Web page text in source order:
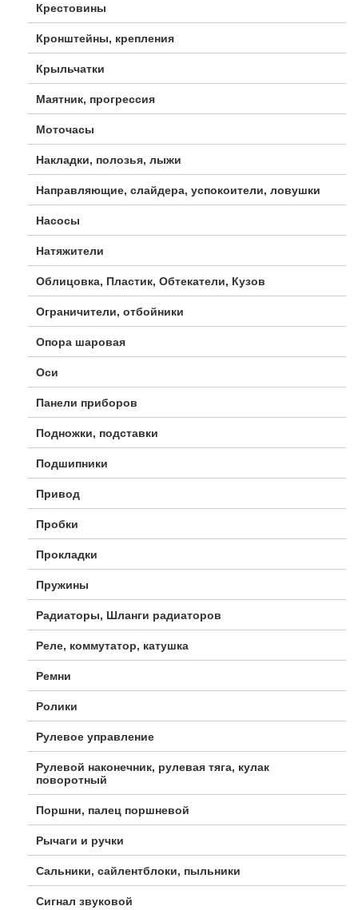
Крестовины
Кронштейны, крепления
Крыльчатки
Маятник, прогрессия
Моточасы
Накладки, полозья, лыжи
Направляющие, слайдера, успокоители, ловушки
Насосы
Натяжители
Облицовка, Пластик, Обтекатели, Кузов
Ограничители, отбойники
Опора шаровая
Оси
Панели приборов
Подножки, подставки
Подшипники
Привод
Пробки
Прокладки
Пружины
Радиаторы, Шланги радиаторов
Реле, коммутатор, катушка
Ремни
Ролики
Рулевое управление
Рулевой наконечник, рулевая тяга, кулак
поворотный
Поршни, палец поршневой
Рычаги и ручки
Сальники, сайлентблоки, пыльники
Сигнал звуковой